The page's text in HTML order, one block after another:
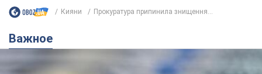
Кияни Прокуратура припинила знищення...
Важное